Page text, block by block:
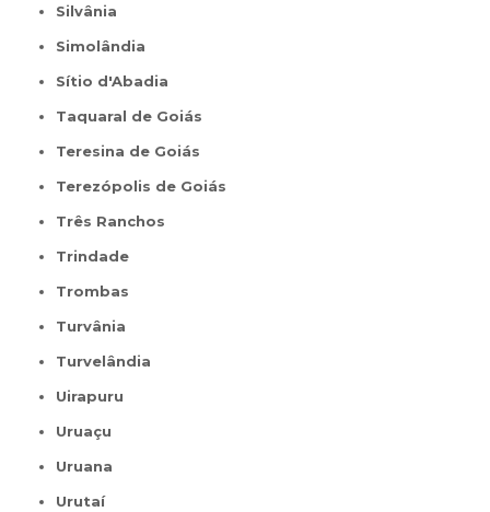
Silvânia
Simolândia
Sítio d'Abadia
Taquaral de Goiás
Teresina de Goiás
Terezópolis de Goiás
Três Ranchos
Trindade
Trombas
Turvânia
Turvelândia
Uirapuru
Uruaçu
Uruana
Urutaí